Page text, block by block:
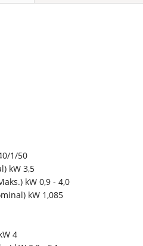
1/50
kW 3,5
kW 0,9 - 4,0
kW 1,085
4